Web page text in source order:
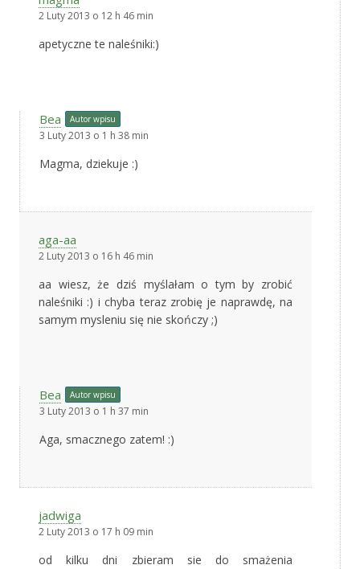
2 Luty 2013 o 12 h 46 min
apetyczne te naleśniki:)
Bea Autor wpisu
3 Luty 2013 o 1 h 38 min
Magma, dziekuje :)
aga-aa
2 Luty 2013 o 16 h 46 min
aa wiesz, że dziś myślałam o tym by zrobić
naleśniki :) i chyba teraz zrobię je naprawdę, na
samym mysleniu się nie skończy ;)
Bea Autor wpisu
3 Luty 2013 o 1 h 37 min
Aga, smacznego zatem! :)
jadwiga
2 Luty 2013 o 17 h 09 min
od kilku dni zbieram sie do smażenia